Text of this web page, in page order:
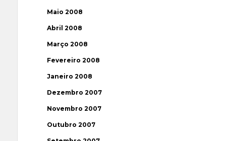
Maio 2008
Abril 2008
Março 2008
Fevereiro 2008
Janeiro 2008
Dezembro 2007
Novembro 2007
Outubro 2007